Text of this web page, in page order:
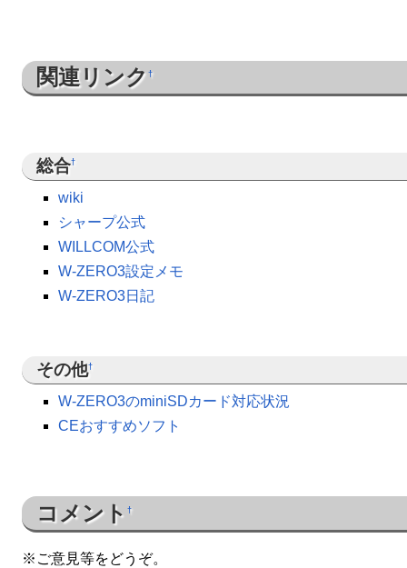
関連リンク †
総合†
wiki
シャープ公式
WILLCOM公式
W-ZERO3設定メモ
W-ZERO3日記
その他†
W-ZERO3のminiSDカード対応状況
CEおすすめソフト
コメント †
※ご意見等をどうぞ。